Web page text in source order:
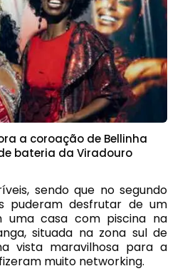
a coroação de Bellinha
bateria da Viradouro
sendo que no segundo
puderam desfrutar de um
uma casa com piscina na
situada na zona sul de
vista maravilhosa para a
muito networking.